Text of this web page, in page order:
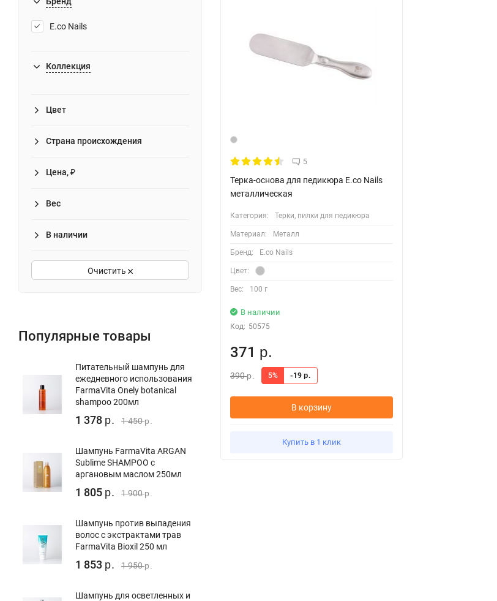
E.co Nails
Коллекция
Цвет
Страна происхождения
Цена, ₽
Вес
В наличии
Очистить
Популярные товары
Питательный шампунь для
ежедневного использования
FarmaVita Onely botanical
shampoo 200мл
1 378 р. 1 450р.
Шампунь FarmaVita ARGAN
Sublime SHAMPOO с
аргановым маслом 250мл
1 805 р. 1 900р.
Шампунь против выпадения
волос с экстрактами трав
FarmaVita Bioxil 250 мл
1 853 р. 1 950р.
Шампунь для осветленных и
5
Терка-основа для педикюра E.co Nails
металлическая
Категория: Терки, пилки для педикюра
Материал: Металл
Бренд: E.co Nails
Цвет:
Вес: 100 г
В наличии
Код: 50575
371 р.
390р. 5% -19 р.
В корзину
Купить в 1 клик